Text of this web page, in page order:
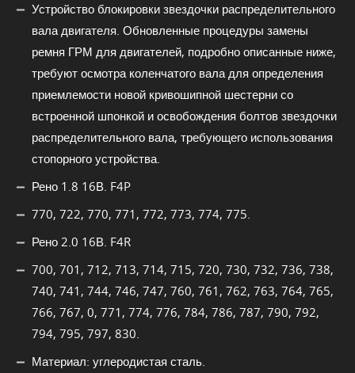
Устройство блокировки звездочки распределительного
вала двигателя. Обновленные процедуры замены
ремня ГРМ для двигателей, подробно описанные ниже,
требуют осмотра коленчатого вала для определения
приемлемости новой кривошипной шестерни со
встроенной шпонкой и освобождения болтов звездочки
распределительного вала, требующего использования
стопорного устройства.
Рено 1.8 16В. F4P
770, 722, 770, 771, 772, 773, 774, 775.
Рено 2.0 16В. F4R
700, 701, 712, 713, 714, 715, 720, 730, 732, 736, 738,
740, 741, 744, 746, 747, 760, 761, 762, 763, 764, 765,
766, 767, 0, 771, 774, 776, 784, 786, 787, 790, 792,
794, 795, 797, 830.
Материал: углеродистая сталь.